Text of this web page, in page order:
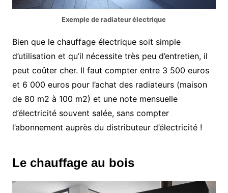
Exemple de radiateur électrique
Bien que le chauffage électrique soit simple
d’utilisation et qu’il nécessite très peu d’entretien, il
peut coûter cher. Il faut compter entre 3 500 euros
et 6 000 euros pour l’achat des radiateurs (maison
de 80 m2 à 100 m2) et une note mensuelle
d’électricité souvent salée, sans compter
l’abonnement auprès du distributeur d’électricité !
Le chauffage au bois